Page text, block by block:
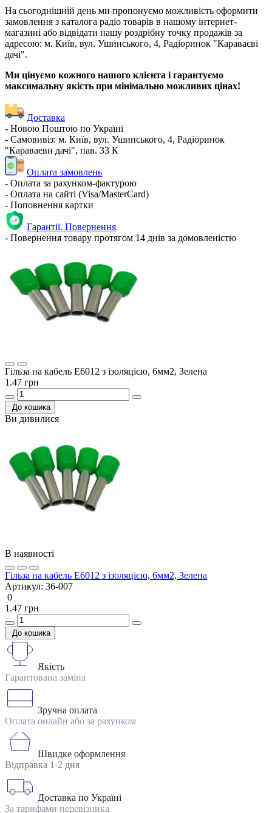
На сьогоднішній день ми пропонуємо можливість оформити
замовлення з каталога радіо товарів в нашому інтернет-
магазині або відвідати нашу роздрібну точку продажів за
адресою: м. Київ, вул. Ушинського, 4, Радіоринок "Караваєві
дачі".
Ми цінуємо кожного нашого клієнта і гарантуємо
максимальну якість при мінімально можливих цінах!
Доставка
- Новою Поштою по Україні
- Самовивіз: м. Київ, вул. Ушинського, 4, Радіоринок
"Караваеви дачі", пав. 33 К
Оплата замовлень
- Оплата за рахунком-фактурою
- Оплата на сайті (Visa/MasterCard)
- Поповнення картки
Гарантії. Повернення
- Повернення товару протягом 14 днів за домовленістю
Гільза на кабель E6012 з ізоляцією, 6мм2, Зелена
1.47 грн
До кошика
Ви дивилися
В наявності
Гільза на кабель E6012 з ізоляцією, 6мм2, Зелена
Артикул: 36-007
0
1.47 грн
До кошика
Якість
Гарантована заміна
Зручна оплата
Оплата онлайн або за рахунком
Швидке оформлення
Відправка 1-2 дня
Доставка по Україні
За тарифами перевізника